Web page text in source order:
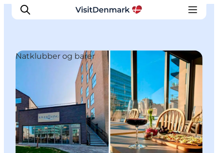
Reisemål
Aktiviteter
Overnatting
Planlegg reisen
Natklubber og barer